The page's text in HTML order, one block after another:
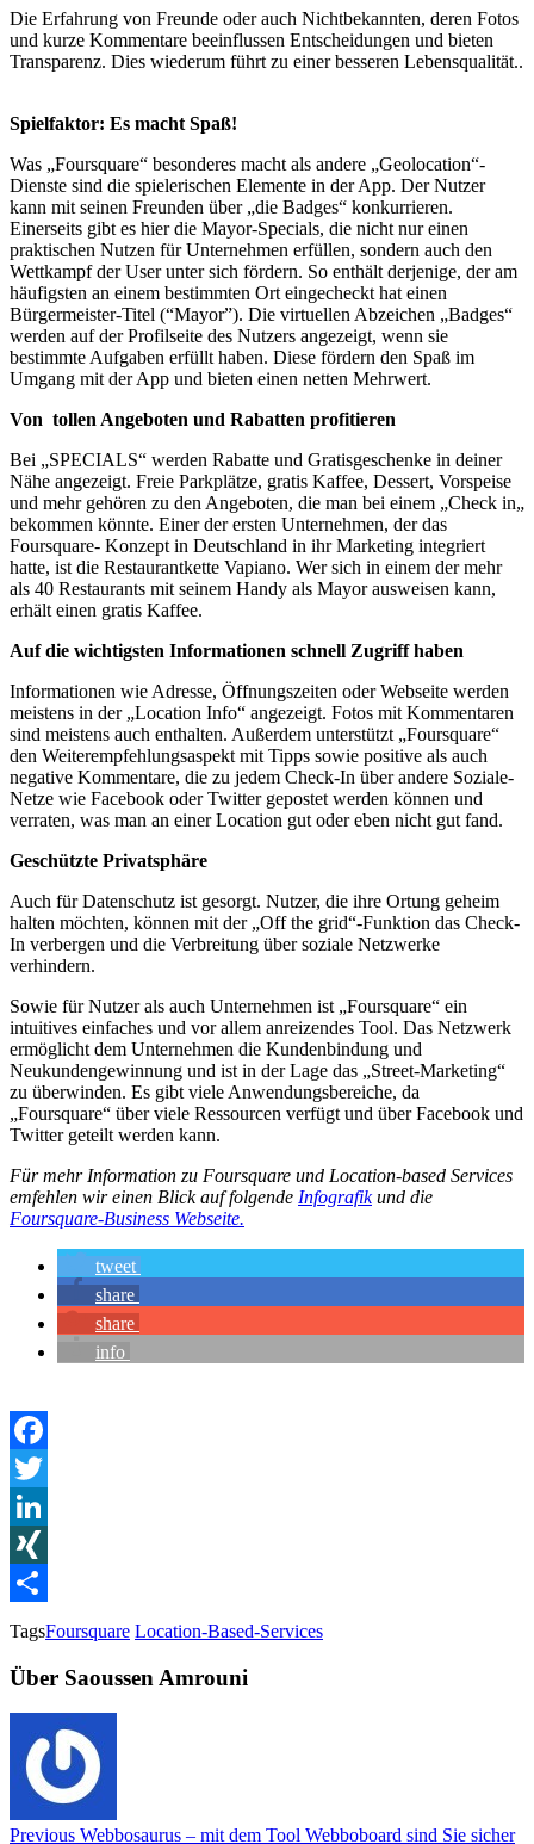
Die Erfahrung von Freunde oder auch Nichtbekannten, deren Fotos
und kurze Kommentare beeinflussen Entscheidungen und bieten
Transparenz. Dies wiederum führt zu einer besseren Lebensqualität..
Spielfaktor: Es macht Spaß!
Was „Foursquare“ besonderes macht als andere „Geolocation“-
Dienste sind die spielerischen Elemente in der App. Der Nutzer
kann mit seinen Freunden über „die Badges“ konkurrieren.
Einerseits gibt es hier die Mayor-Specials, die nicht nur einen
praktischen Nutzen für Unternehmen erfüllen, sondern auch den
Wettkampf der User unter sich fördern. So enthält derjenige, der am
häufigsten an einem bestimmten Ort eingecheckt hat einen
Bürgermeister-Titel (“Mayor”). Die virtuellen Abzeichen „Badges“
werden auf der Profilseite des Nutzers angezeigt, wenn sie
bestimmte Aufgaben erfüllt haben. Diese fördern den Spaß im
Umgang mit der App und bieten einen netten Mehrwert.
Von tollen Angeboten und Rabatten profitieren
Bei „SPECIALS“ werden Rabatte und Gratisgeschenke in deiner
Nähe angezeigt. Freie Parkplätze, gratis Kaffee, Dessert, Vorspeise
und mehr gehören zu den Angeboten, die man bei einem „Check in„
bekommen könnte. Einer der ersten Unternehmen, der das
Foursquare- Konzept in Deutschland in ihr Marketing integriert
hatte, ist die Restaurantkette Vapiano. Wer sich in einem der mehr
als 40 Restaurants mit seinem Handy als Mayor ausweisen kann,
erhält einen gratis Kaffee.
Auf die wichtigsten Informationen schnell Zugriff haben
Informationen wie Adresse, Öffnungszeiten oder Webseite werden
meistens in der „Location Info“ angezeigt. Fotos mit Kommentaren
sind meistens auch enthalten. Außerdem unterstützt „Foursquare“
den Weiterempfehlungsaspekt mit Tipps sowie positive als auch
negative Kommentare, die zu jedem Check-In über andere Soziale-
Netze wie Facebook oder Twitter gepostet werden können und
verraten, was man an einer Location gut oder eben nicht gut fand.
Geschützte Privatsphäre
Auch für Datenschutz ist gesorgt. Nutzer, die ihre Ortung geheim
halten möchten, können mit der „Off the grid“-Funktion das Check-
In verbergen und die Verbreitung über soziale Netzwerke
verhindern.
Sowie für Nutzer als auch Unternehmen ist „Foursquare“ ein
intuitives einfaches und vor allem anreizendes Tool. Das Netzwerk
ermöglicht dem Unternehmen die Kundenbindung und
Neukundengewinnung und ist in der Lage das „Street-Marketing“
zu überwinden. Es gibt viele Anwendungsbereiche, da
„Foursquare“ über viele Ressourcen verfügt und über Facebook und
Twitter geteilt werden kann.
Für mehr Information zu Foursquare und Location-based Services
emfehlen wir einen Blick auf folgende Infografikund die
Foursquare-Business Webseite.
tweet
share
share
info
Facebook
Twitter
LinkedIn
XING
Teilen
TagsFoursquare Location-Based-Services
Über Saoussen Amrouni
Previous Webbosaurus – mit dem Tool Webboboard sind Sie sicher